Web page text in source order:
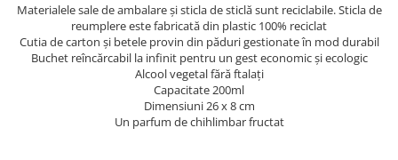
Materialele sale de ambalare și sticla de sticlă sunt reciclabile. Sticla de
reumplere este fabricată din plastic 100% reciclat
Cutia de carton și betele provin din păduri gestionate în mod durabil
Buchet reîncărcabil la infinit pentru un gest economic și ecologic
Alcool vegetal fără ftalați
Capacitate 200ml
Dimensiuni 26 x 8 cm
Un parfum de chihlimbar fructat